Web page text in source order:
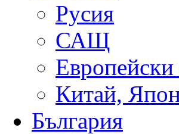
Русия
САЩ
Китай,
България